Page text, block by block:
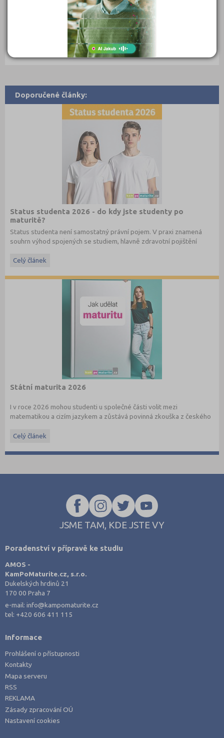
Doporučené články:
Status studenta 2026 - do kdy jste studenty po
maturitě?
Status studenta není samostatný právní pojem. V praxi znamená
souhrn výhod spojených se studiem, hlavně zdravotní pojištění
Celý článek
Státní maturita 2026
I v roce 2026 mohou studenti u společné části volit mezi
matematikou a cizím jazykem a zůstává povinná zkouška z českého
informacemi.
Celý článek
JSME TAM, KDE JSTE VY
Poradenství v přípravě ke studiu
AMOS -
KamPoMaturite.cz, s.r.o.
Dukelských hrdinů 21
170 00 Praha 7
e-mail:info@kampomaturite.cz
tel: +420 606 411 115
Informace
Prohlášení o přístupnosti
Kontakty
Mapa serveru
RSS
REKLAMA
Zásady zpracování OÚ
Nastavení cookies